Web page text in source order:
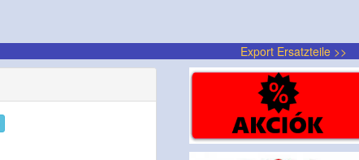
Export Ersatzteile >>